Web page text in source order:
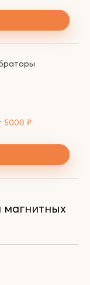
5000 ₽
магнитных